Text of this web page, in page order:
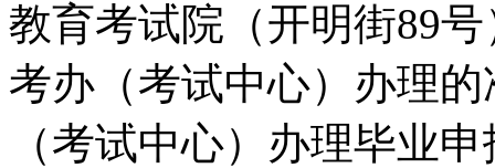
教育考试院（开明街89
考办（考试中心）办理
（考试中心）办理毕业